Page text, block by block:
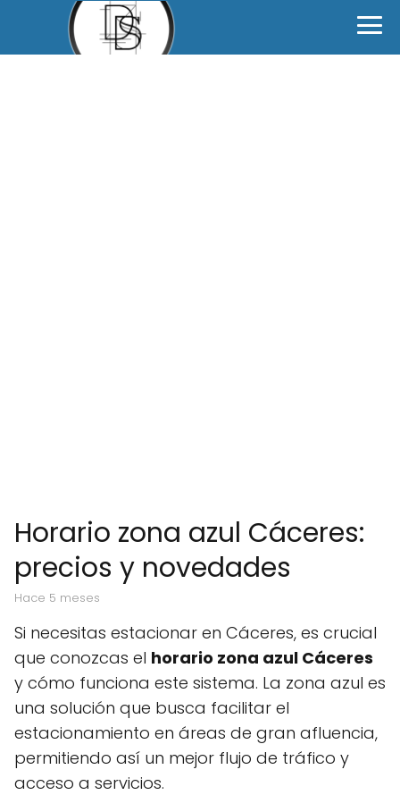
Horario zona azul Cáceres:
precios y novedades
hace 5 meses
Si necesitas estacionar en Cáceres, es crucial
que conozcas el horario zona azul Cáceres
y cómo funciona este sistema. La zona azul es
una solución que busca facilitar el
estacionamiento en áreas de gran afluencia,
permitiendo así un mejor flujo de tráfico y
acceso a servicios.